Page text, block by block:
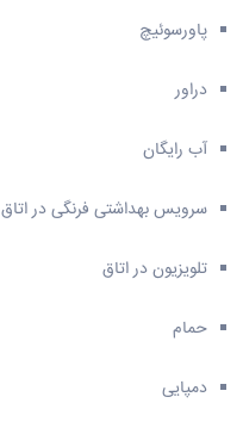
پاورسوئیچ
دراور
آب رایگان
سرویس بهداشتی فرنگی در اتاق
تلویزیون در اتاق
حمام
دمپایی